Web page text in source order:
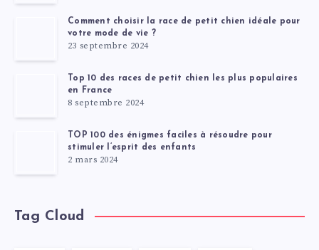
Comment choisir la race de petit chien idéale pour
votre mode de vie ?
23 septembre 2024
Top 10 des races de petit chien les plus populaires
en France
8 septembre 2024
TOP 100 des énigmes faciles à résoudre pour
stimuler l’esprit des enfants
2 mars 2024
Tag Cloud